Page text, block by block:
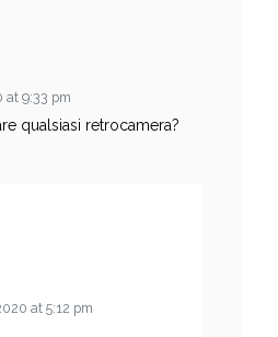
at 9:33 pm
qualsiasi retrocamera?
at 5:12 pm